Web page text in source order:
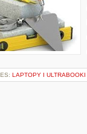
LAPTOPY I ULTRABOOKI